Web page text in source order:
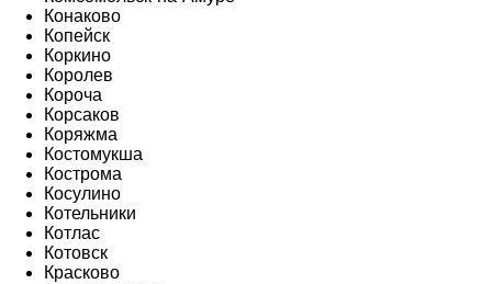
Конаково
Копейск
Коркино
Королев
Короча
Корсаков
Коряжма
Костомукша
Кострома
Косулино
Котельники
Котлас
Котовск
Красково